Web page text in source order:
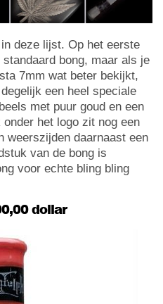
deze lijst. Op het eerste
bong, maar als je
7mm wat beter bekijkt,
een heel speciale
met puur goud en een
het logo zit nog een
weerszijden daarnaast een
van de bong is
voor echte bling bling
dollar